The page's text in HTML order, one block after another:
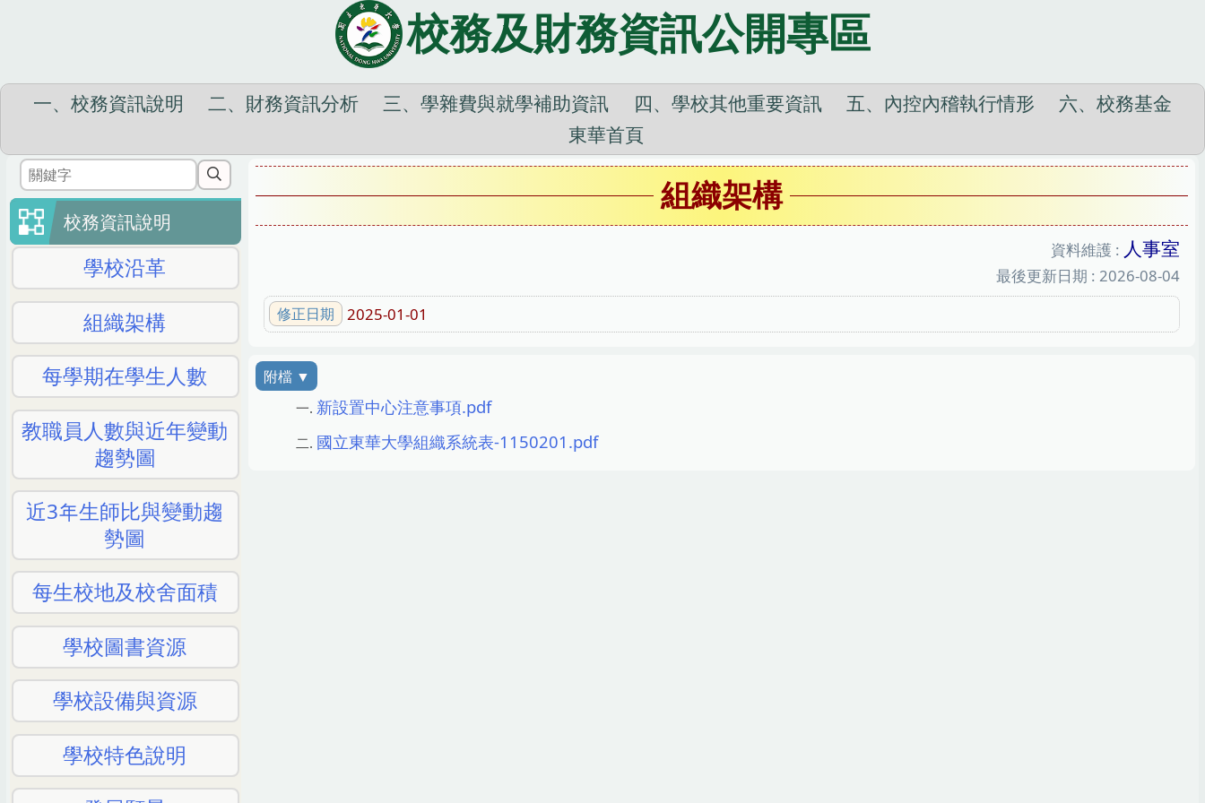
要
區
校務及財務資訊公開專區
一、校務資訊說明 二、財務資訊分析 三、學雜費與就學補助資訊 四、學校其他重要資訊 五、內控內稽執行情形
六、校務基金
東華首頁
校務資訊說明
學校沿革
組織架構
每學期在學生人數
教職員人數與近年變動
趨勢圖
近3年生師比與變動趨
勢圖
每生校地及校舍面積
學校圖書資源
學校設備與資源
學校特色說明
組織架構
資料維護 : 人事室
最後更新日期 :2026-08-04
修正日期 2025-01-01
新設置中心注意事項.pdf
國立東華大學組織系統表-1150201.pdf